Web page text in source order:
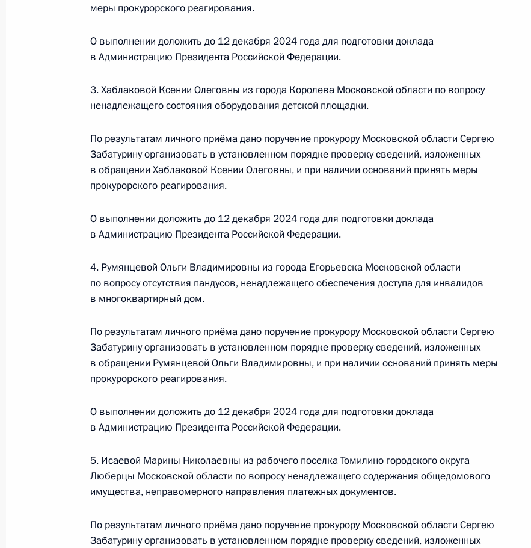
4 сентября 2024 года, среда
О ходе исполнения поручения, данного по итогам личного приёма в режиме видео-
конференц-связи жительницы Московской области, проведённого по поручению
Президента Российской Федерации начальником Управления Президента
Российской Федерации по внешней политике Игорем Неверовым в Приёмной
Президента Российской Федерации по приёму граждан в Москве 9 июля 2024 года
4 сентября 2024 года, 16:49
Исполнены поручения, данные по результатам личного приёма, проведённого
управления Федеральной службы по экологическому, технологическому и атомному
надзору Евгением Тюменцевым в Приёмной Президента Российской Федерации
по приёму граждан в Москве 12 июля 2023 года
12 июля 2023 года, среда
Центрального управления Федеральной службы по экологическому,
технологическому и атомному надзору Евгений Тюменцев провел в Приёмной
граждан
28 апреля 2023 года, пятница
меры прокурорского реагирования.
О выполнении доложить до 12 декабря 2024 года для подготовки доклада
в Администрацию Президента Российской Федерации.
3. Хаблаковой Ксении Олеговны из города Королева Московской области по вопросу
ненадлежащего состояния оборудования детской площадки.
По результатам личного приёма дано поручение прокурору Московской области Сергею
Забатурину организовать в установленном порядке проверку сведений, изложенных
в обращении Хаблаковой Ксении Олеговны, и при наличии оснований принять меры
прокурорского реагирования.
О выполнении доложить до 12 декабря 2024 года для подготовки доклада
в Администрацию Президента Российской Федерации.
4. Румянцевой Ольги Владимировны из города Егорьевска Московской области
по вопросу отсутствия пандусов, ненадлежащего обеспечения доступа для инвалидов
в многоквартирный дом.
По результатам личного приёма дано поручение прокурору Московской области Сергею
Забатурину организовать в установленном порядке проверку сведений, изложенных
в обращении Румянцевой Ольги Владимировны, и при наличии оснований принять меры
прокурорского реагирования.
О выполнении доложить до 12 декабря 2024 года для подготовки доклада
в Администрацию Президента Российской Федерации.
5. Исаевой Марины Николаевны из рабочего поселка Томилино городского округа
Люберцы Московской области по вопросу ненадлежащего содержания общедомового
имущества, неправомерного направления платежных документов.
По результатам личного приёма дано поручение прокурору Московской области Сергею
Забатурину организовать в установленном порядке проверку сведений, изложенных